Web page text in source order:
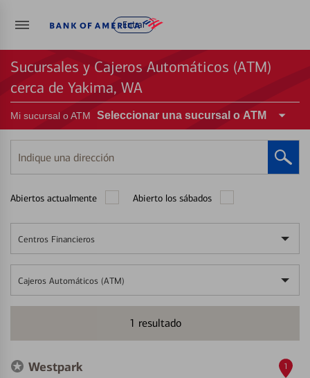
Entrar
Sucursales y Cajeros Automáticos (ATM)
cerca de Yakima, WA
Mi sucursal o ATM Seleccionar una sucursal o ATM
Indique
una
Abiertos actualmente Abierto los sábados
Centros Financieros
Cajeros Automáticos (ATM)
1 resultado
Westpark 1